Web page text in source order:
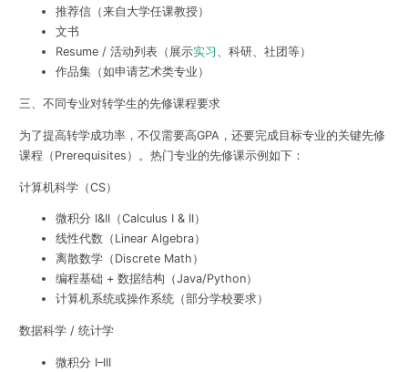
推荐信（来自大学任课教授）
文书
Resume / 活动列表（展示实习 、科研、社团等）
作品集（如申请艺术类专业）
三、不同专业对转学生的先修课程要求
为了提高转学成功率，不仅需要高GPA，还要完成目标专业的关键先修
课程（Prerequisites）。热门专业的先修课示例如下：
计算机科学（CS）
微积分 I&II（Calculus I & II）
线性代数（Linear Algebra）
离散数学（Discrete Math）
编程基础 + 数据结构（Java/Python）
计算机系统或操作系统（部分学校要求）
数据科学 / 统计学
微积分 I–III